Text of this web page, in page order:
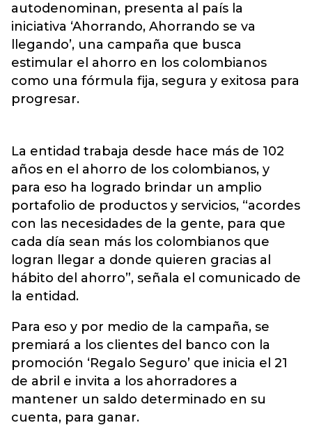
autodenominan, presenta al país la
iniciativa ‘Ahorrando, Ahorrando se va
llegando’, una campaña que busca
estimular el ahorro en los colombianos
como una fórmula fija, segura y exitosa para
progresar.
La entidad trabaja desde hace más de 102
años en el ahorro de los colombianos, y
para eso ha logrado brindar un amplio
portafolio de productos y servicios, “acordes
con las necesidades de la gente, para que
cada día sean más los colombianos que
logran llegar a donde quieren gracias al
hábito del ahorro”, señala el comunicado de
la entidad.
Para eso y por medio de la campaña, se
premiará a los clientes del banco con la
promoción ‘Regalo Seguro’ que inicia el 21
de abril e invita a los ahorradores a
mantener un saldo determinado en su
cuenta, para ganar.